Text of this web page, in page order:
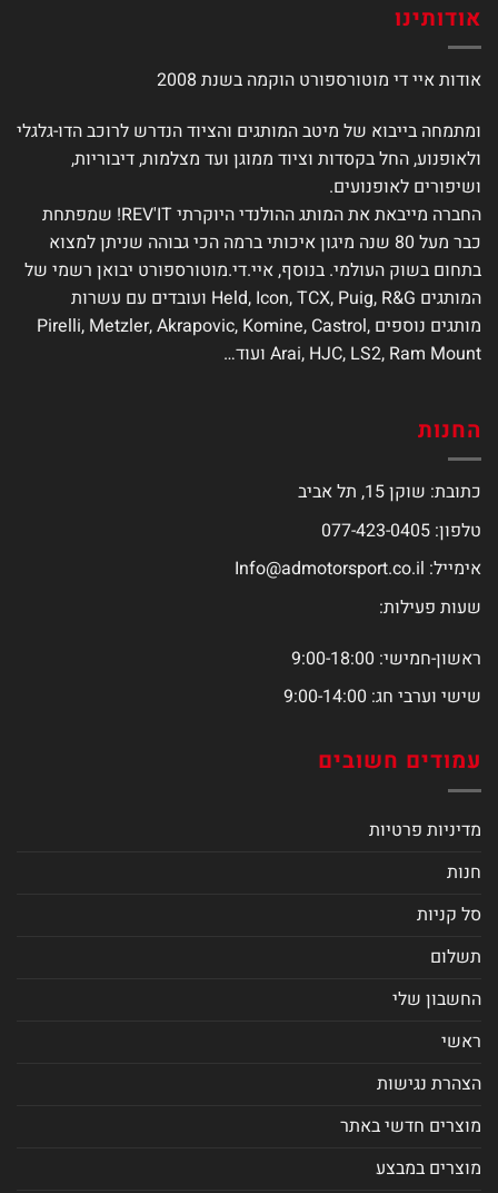
אודותינו
אודות איי די מוטורספורט הוקמה בשנת 2008
ומתמחה בייבוא של מיטב המותגים והציוד הנדרש לרוכב הדו-גלגלי
ולאופנוע, החל בקסדות וציוד ממוגן ועד מצלמות, דיבוריות,
ושיפורים לאופנועים.
החברה מייבאת את המותג ההולנדי היוקרתי REV'IT! שמפתחת
כבר מעל 80 שנה מיגון איכותי ברמה הכי גבוהה שניתן למצוא
בתחום בשוק העולמי. בנוסף, איי.די.מוטורספורט יבואן רשמי של
המותגים Held, Icon, TCX, Puig, R&G ועובדים עם עשרות
מותגים נוספים Pirelli, Metzler, Akrapovic, Komine, Castrol,
Arai, HJC, LS2, Ram Mount ועוד…
החנות
כתובת: שוקן 15, תל אביב
טלפון: 077-423-0405
אימייל: Info@admotorsport.co.il
שעות פעילות:
ראשון-חמישי: 9:00-18:00
שישי וערבי חג: 9:00-14:00
עמודים חשובים
מדיניות פרטיות
חנות
סל קניות
תשלום
החשבון שלי
ראשי
הצהרת נגישות
מוצרים חדשי באתר
מוצרים במבצע